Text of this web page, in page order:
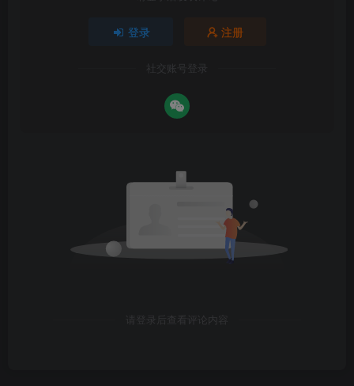
登录 注册
社交账号登录
请登录后查看评论内容